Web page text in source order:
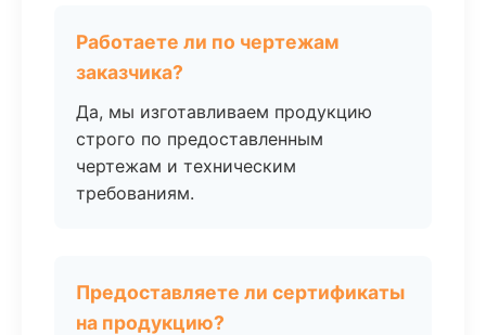
Работаете ли по чертежам
заказчика?
Да, мы изготавливаем продукцию
строго по предоставленным
чертежам и техническим
требованиям.
Предоставляете ли сертификаты
на продукцию?